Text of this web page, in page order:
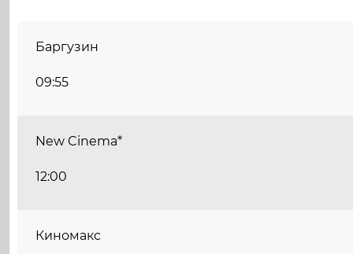
Баргузин
09:55
New Cinema*
12:00
Киномакс